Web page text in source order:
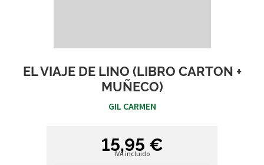
EL VIAJE DE LINO (LIBRO CARTON +
MUÑECO)
GIL CARMEN
15,95 €
IVA incluido